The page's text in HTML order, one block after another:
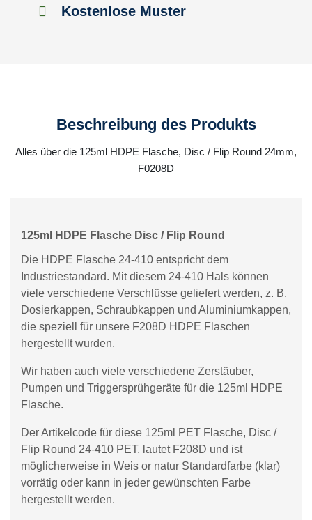
Kostenlose Muster
Beschreibung des Produkts
Alles über die 125ml HDPE Flasche, Disc / Flip Round 24mm,
F0208D
125ml HDPE Flasche Disc / Flip Round
Die HDPE Flasche 24-410 entspricht dem
Industriestandard. Mit diesem 24-410 Hals können
viele verschiedene Verschlüsse geliefert werden, z. B.
Dosierkappen, Schraubkappen und Aluminiumkappen,
die speziell für unsere F208D HDPE Flaschen
hergestellt wurden.
Wir haben auch viele verschiedene Zerstäuber,
Pumpen und Triggersprühgeräte für die 125ml HDPE
Flasche.
Der Artikelcode für diese 125ml PET Flasche, Disc /
Flip Round 24-410 PET, lautet F208D und ist
möglicherweise in Weis or natur Standardfarbe (klar)
vorrätig oder kann in jeder gewünschten Farbe
hergestellt werden.